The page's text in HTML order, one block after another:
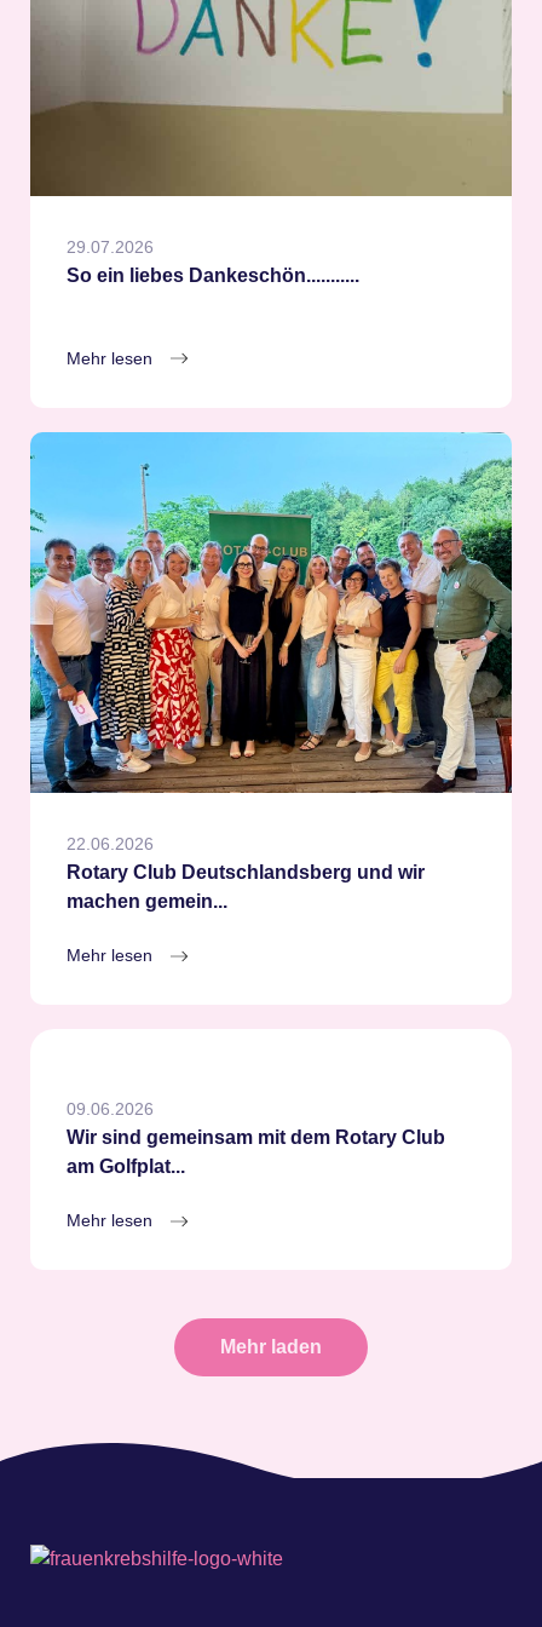
29.07.2026
So ein liebes Dankeschön...........
Mehr lesen
22.06.2026
Rotary Club Deutschlandsberg und wir
machen gemein...
Mehr lesen
09.06.2026
Wir sind gemeinsam mit dem Rotary Club
am Golfplat...
Mehr lesen
Mehr laden